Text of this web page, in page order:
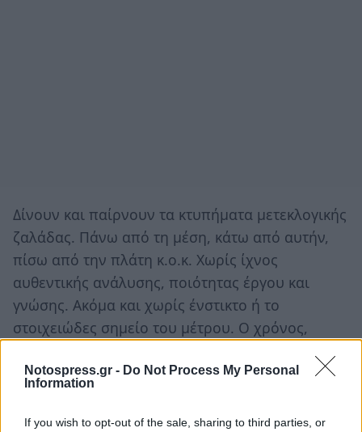
Notospress.gr - Do Not Process My Personal
Information
If you wish to opt-out of the sale, sharing to third parties, or
Δίνουν και παίρνουν τα κτυπήματα μετεκλογικής
ζαλάδας. Πάνω από τη μέση, κάτω από αυτήν,
πίσω από την πλάτη κ.ο.κ. Χωρίς ίχνος
αυθεντικής ανάλυσης, ποιότητας έργου και
γνώσης. Ακόμα και χωρίς ένστικτο ή το
στοιχειώδες σημείο του μέτρου. Ο χρόνος,
νικητές!